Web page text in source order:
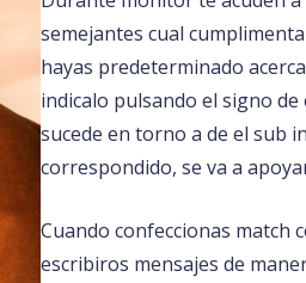
semejantes cual
hayas predeterminado
indicalo pulsando el signo de
sucede en torno a de el sub
correspondido, se va a
Cuando confeccionas match
escribiros mensajes de